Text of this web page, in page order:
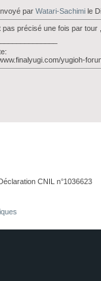
par Watari-Sachimi le
pas précisé une fois par
yugioh-
CNIL n°1036623